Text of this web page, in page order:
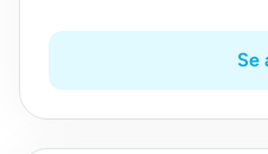
Se